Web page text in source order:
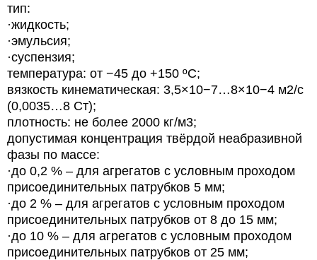
тип:
·жидкость;
·эмульсия;
·суспензия;
температура: от −45 до +150 ºС;
вязкость кинематическая: 3,5×10−7…8×10−4 м2/с
(0,0035…8 Ст);
плотность: не более 2000 кг/м3;
допустимая концентрация твёрдой неабразивной
фазы по массе:
·до 0,2 % – для агрегатов с условным проходом
присоединительных патрубков 5 мм;
·до 2 % – для агрегатов с условным проходом
присоединительных патрубков от 8 до 15 мм;
·до 10 % – для агрегатов с условным проходом
присоединительных патрубков от 25 мм;